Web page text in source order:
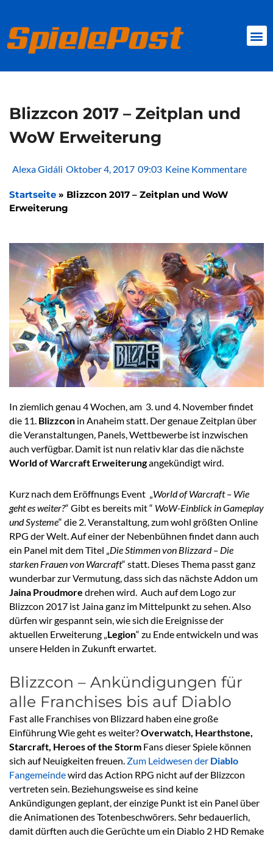
springen
Blizzcon 2017 – Zeitplan und
WoW Erweiterung
Alexa Gidáli Oktober 4, 2017 09:03 Keine Kommentare
Startseite » Blizzcon 2017 – Zeitplan und WoW
Erweiterung
In ziemlich genau 4 Wochen, am 3. und 4. November findet
die 11. Blizzcon in Anaheim statt. Der genaue Zeitplan über
die Veranstaltungen, Panels, Wettbewerbe ist inzwischen
auch verfügbar. Damit ist nun relativ klar das die nächste
World of Warcraft Erweiterungangekündigt wird.
Kurz nach dem Eröffnungs Event „World of Warcraft – Wie
geht es weiter?“ Gibt es bereits mit “ WoW-Einblick in Gameplay
und Systeme“ die 2. Veranstaltung, zum wohl größten Online
RPG der Welt. Auf einer der Nebenbühnen findet dann auch
ein Panel mit dem Titel „Die Stimmen von Blizzard – Die
starken Frauen von Warcraft“ statt. Dieses Thema passt ganz
wunderbar zur Vermutung, dass sich das nächste Addon um
Jaina Proudmore drehen wird. Auch auf dem Logo zur
Blizzcon 2017 ist Jaina ganz im Mittelpunkt zu sehen. Also
dürfen wir gespannt sein, wie sich die Ereignisse der
aktuellen Erweiterung „Legion“ zu Ende entwickeln und was
unsere Helden in Zukunft erwartet.
Blizzcon – Ankündigungen für
alle Franchises bis auf Diablo
Fast alle Franchises von Blizzard haben eine große
Einführung Wie geht es weiter?Overwatch, Hearthstone,
Starcraft, Heroes of the Storm Fans dieser Spiele können
sich auf Neuigkeiten freuen. Zum Leidwesen der Diablo
Fangemeindewird das Action RPG nicht auf der Blizzcon
vertreten sein. Beziehungsweise es sind keine
Ankündigungen geplant, der einzige Punkt ist ein Panel über
die Animationen des Totenbeschwörers. Sehr bedauerlich,
damit dürften auch die Gerüchte um ein Diablo 2 HD Remake